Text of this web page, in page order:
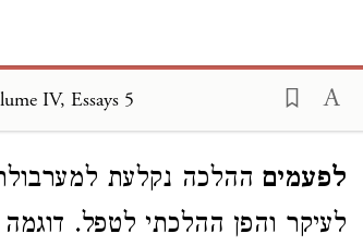
IV, Essays 5קריאת נשים לנשים
לפעמים ההלכה נקלעת
לעיקר והפן ההלכתי לטפל.